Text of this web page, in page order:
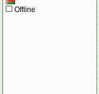
Offline